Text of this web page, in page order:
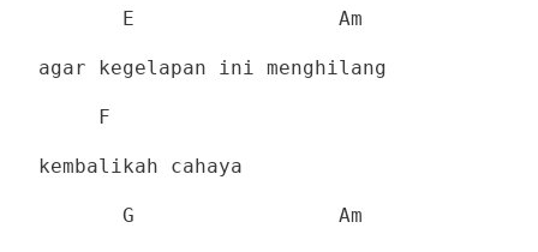
E Am
agar kegelapan ini menghilang
F
kembalikah cahaya
G Am